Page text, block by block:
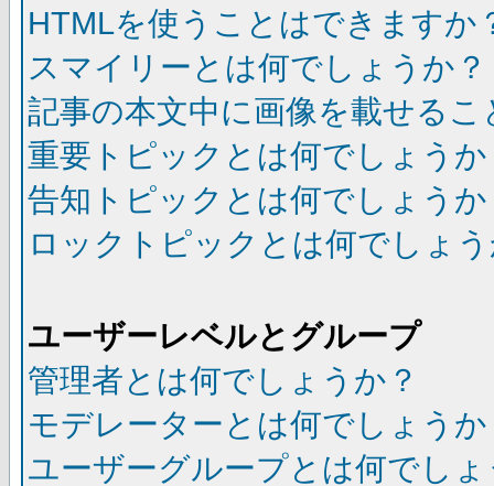
HTMLを使うことはできますか
スマイリーとは何でしょうか？
記事の本文中に画像を載せる
重要トピックとは何でしょうか
告知トピックとは何でしょうか
ロックトピックとは何でしょ
ユーザーレベルとグループ
管理者とは何でしょうか？
モデレーターとは何でしょうか
ユーザーグループとは何でし